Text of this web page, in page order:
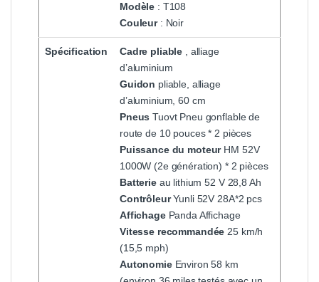
Modèle : T108
Couleur: Noir
Spécification Cadre pliable , alliage
d’aluminium
Guidon pliable, alliage
d’aluminium, 60 cm
Pneus Tuovt Pneu gonflable de
route de 10 pouces * 2 pièces
Puissance du moteurHM 52V
1000W (2e génération) * 2 pièces
Batterieau lithium 52 V 28,8 Ah
ContrôleurYunli 52V 28A*2 pcs
AffichagePanda Affichage
Vitesse recommandée 25 km/h
(15,5 mph)
AutonomieEnviron 58 km